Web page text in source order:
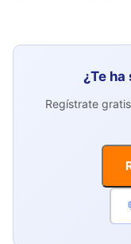
¿Te
Regístrate